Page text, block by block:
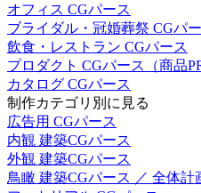
オフィス CGパース
ブライダル・冠婚葬祭 CGパ
飲食・レストラン CGパース
プロダクト CGパース（商品
カタログ CGパース
制作カテゴリ別に見る
広告用 CGパース
内観 建築CGパース
外観 建築CGパース
鳥瞰 建築CGパース ／ 全体計